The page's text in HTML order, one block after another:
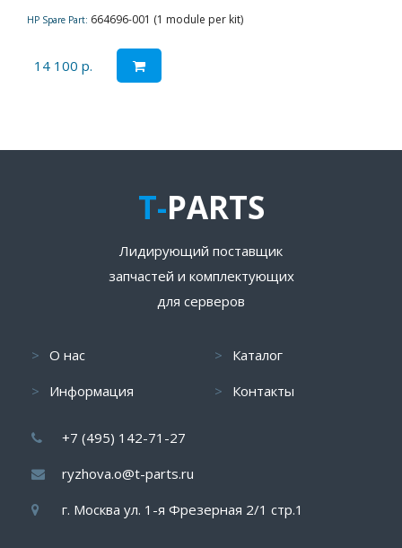
HP Spare Part: 664696-001 (1 module per kit)
14 100 р.
T-PARTS
Лидирующий поставщик
запчастей и комплектующих
для серверов
О нас
Информация
Каталог
Контакты
+7 (495) 142-71-27
ryzhova.o@t-parts.ru
г. Москва ул. 1-я Фрезерная 2/1 стр.1